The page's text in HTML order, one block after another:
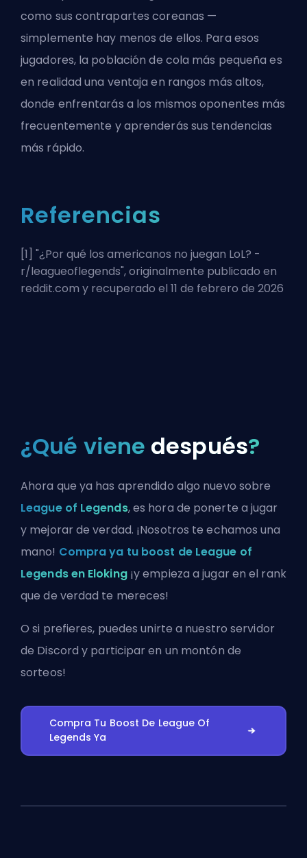
como sus contrapartes coreanas —
simplemente hay menos de ellos. Para esos
jugadores, la población de cola más pequeña es
en realidad una ventaja en rangos más altos,
donde enfrentarás a los mismos oponentes más
frecuentemente y aprenderás sus tendencias
más rápido.
Referencias
[1] "¿Por qué los americanos no juegan LoL? -
r/leagueoflegends", originalmente publicado en
reddit.com y recuperado el 11 de febrero de 2026
¿Qué viene después?
Ahora que ya has aprendido algo nuevo sobre
League of Legends, es hora de ponerte a jugar
y mejorar de verdad. ¡Nosotros te echamos una
mano! Compra ya tu boost de League of
Legends en Eloking¡y empieza a jugar en el rank
que de verdad te mereces!
O si prefieres, puedesunirte a nuestro servidor
de Discord y participar en un montón de
sorteos!
Compra Tu Boost De League Of
Legends Ya